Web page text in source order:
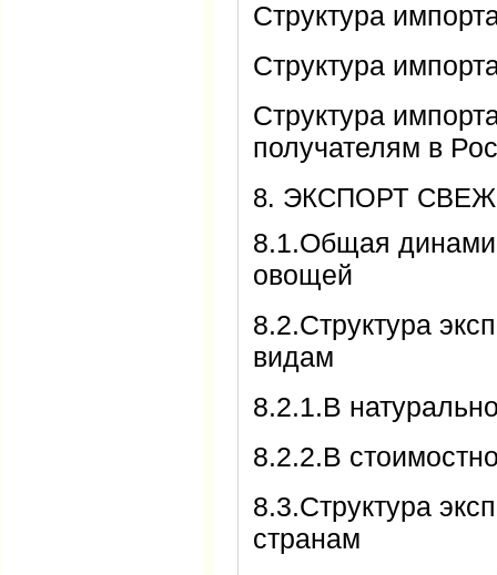
Структура
Структура
Структура
получателям в
8. ЭКСПОРТ
8.1.Общая
овощей
8.2.Структура
видам
8.2.1.В
8.2.2.В
8.3.Структура
странам